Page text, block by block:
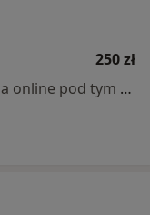
250 zł
Specjalista nie oferuje umawiania online pod tym adresem.